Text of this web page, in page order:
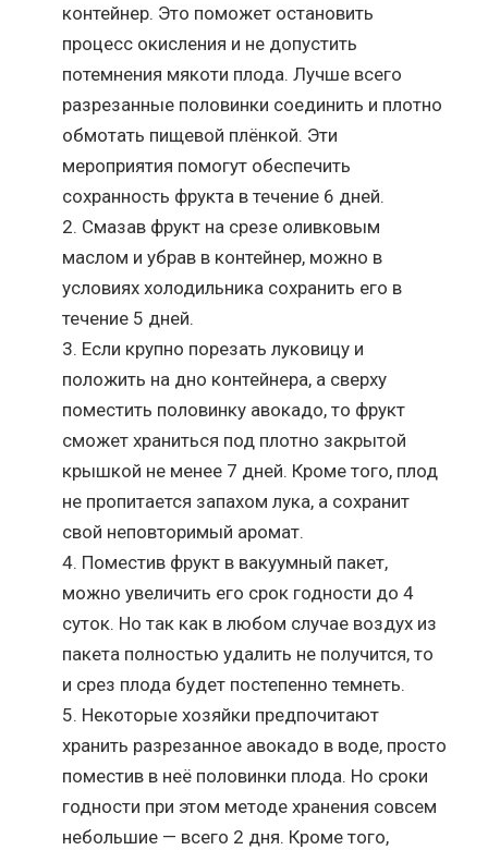
контейнер. Это поможет остановить
процесс окисления и не допустить
потемнения мякоти плода. Лучше всего
разрезанные половинки соединить и плотно
обмотать пищевой плёнкой. Эти
мероприятия помогут обеспечить
сохранность фрукта в течение 6 дней.
Смазав фрукт на срезе оливковым
маслом и убрав в контейнер, можно в
условиях холодильника сохранить его в
течение 5 дней.
Если крупно порезать луковицу и
положить на дно контейнера, а сверху
поместить половинку авокадо, то фрукт
сможет храниться под плотно закрытой
крышкой не менее 7 дней. Кроме того, плод
не пропитается запахом лука, а сохранит
свой неповторимый аромат.
Поместив фрукт в вакуумный пакет,
можно увеличить его срок годности до 4
суток. Но так как в любом случае воздух из
пакета полностью удалить не получится, то
и срез плода будет постепенно темнеть.
Некоторые хозяйки предпочитают
хранить разрезанное авокадо в воде, просто
поместив в неё половинки плода. Но сроки
годности при этом методе хранения совсем
небольшие — всего 2 дня. Кроме того,